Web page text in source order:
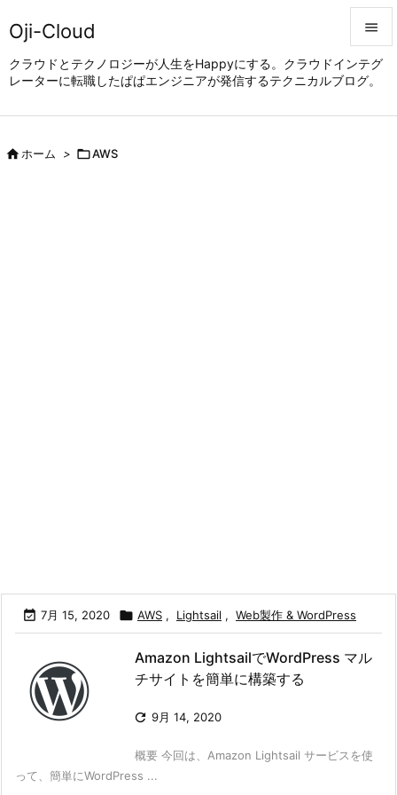
Oji-Cloud
クラウドとテクノロジーが人生をHappyにする。クラウドインテグ
レーターに転職したぱぱエンジニアが発信するテクニカルブログ。


メニュ
ホーム > AWS
 7月 15, 2020  AWS , Lightsail , Web製作 & WordPress
Amazon LightsailでWordPress マル
チサイトを簡単に構築する
 9月 14, 2020
概要 今回は、Amazon Lightsail サービスを使
って、簡単にWordPress ...